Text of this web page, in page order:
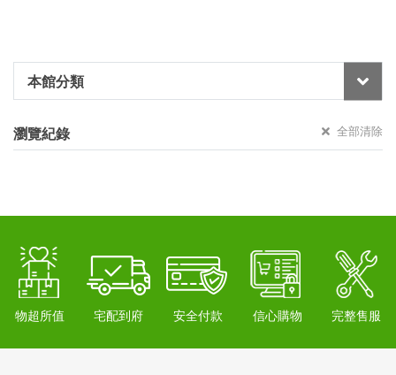
本館分類
瀏覽紀錄 全部清除
物超所值 宅配到府 安全付款 信心購物 完整售服